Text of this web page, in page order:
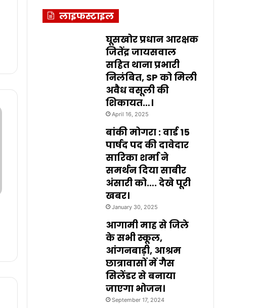
लाइफस्टाइल
घूसखोर प्रधान आरक्षक
जितेंद्र जायसवाल
सहित थाना प्रभारी
निलंबित, SP को मिली
अवैध वसूली की
शिकायत…।
April 16, 2025
बांकी मोगरा : वार्ड 15
पार्षद पद की दावेदार
सारिका शर्मा ने
समर्थन दिया साबीर
अंसारी को…. देखे पूरी
खबर।
January 30, 2025
आगामी माह से जिले
के सभी स्कूल,
आंगनबाड़ी, आश्रम
छात्रावासों में गैस
सिलेंडर से बनाया
जाएगा भोजन।
September 17, 2024